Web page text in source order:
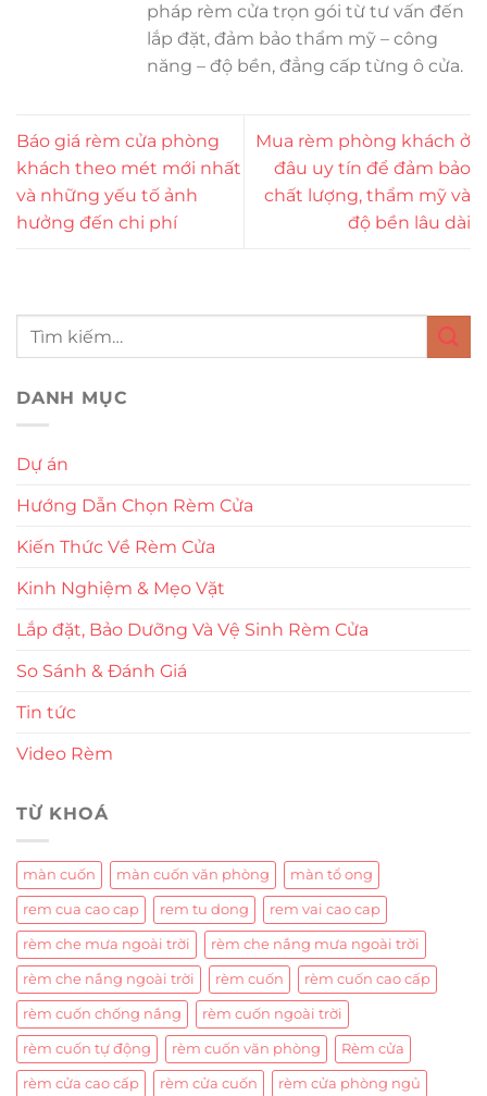
pháp rèm cửa trọn gói từ tư vấn đến
lắp đặt, đảm bảo thẩm mỹ – công
năng – độ bền, đẳng cấp từng ô cửa.
Báo giá rèm cửa phòng
khách theo mét mới nhất
và những yếu tố ảnh
hưởng đến chi phí
Mua rèm phòng khách ở
đâu uy tín để đảm bảo
chất lượng, thẩm mỹ và
độ bền lâu dài
DANH MỤC
Dự án
Hướng Dẫn Chọn Rèm Cửa
Kiến Thức Về Rèm Cửa
Kinh Nghiệm & Mẹo Vặt
Lắp đặt, Bảo Dưỡng Và Vệ Sinh Rèm Cửa
So Sánh & Đánh Giá
Tin tức
Video Rèm
TỪ KHOÁ
màn cuốn màn cuốn văn phòng màn tổ ong
rem cua cao cap rem tu dong rem vai cao cap
rèm che mưa ngoài trời rèm che nắng mưa ngoài trời
rèm che nắng ngoài trời rèm cuốn rèm cuốn cao cấp
rèm cuốn chống nắng rèm cuốn ngoài trời
rèm cuốn tự động rèm cuốn văn phòng Rèm cửa
rèm cửa cao cấp rèm cửa cuốn rèm cửa phòng ngủ